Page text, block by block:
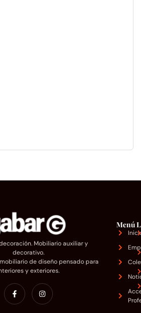
Mobiliario auxiliar y
decorativo.
de diseño pensado para
y exteriores.
Menú